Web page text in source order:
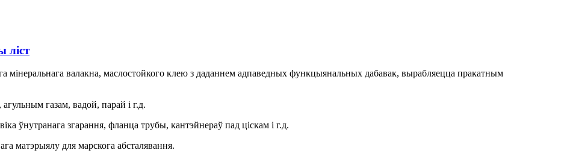
ліст
мінеральнага валакна, маслостойкого клею з даданнем адпаведных функцыянальных дабавак, вырабляецца пракатным
газам, вадой, парай і г.д.
ўнутранага згарання, фланца трубы, кантэйнераў пад ціскам і г.д.
матэрыялу для марскога абсталявання.